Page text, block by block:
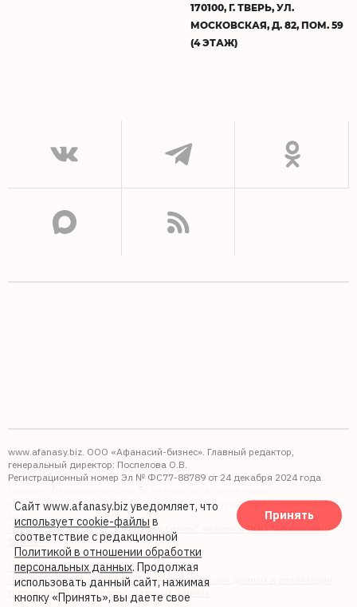
170100, Г. ТВЕРЬ, УЛ.
МОСКОВСКАЯ, Д. 82, ПОМ. 59
(4 ЭТАЖ)
www.afanasy.biz. ООО «Афанасий-бизнес». Главный редактор,
генеральный директор: Поспелова О.В.
Регистрационный номер Эл № ФС77-88789 от 24 декабря 2024 года
Выдано: Федеральная служба по надзору в сфере связи,
информационных технологий и массовых коммуникаций (Роскомнадзор).
Правопреемником АО "Афанасий-бизнес" является ООО "Афанасий-
бизнес"
Политика обработки файлов cookie
Политика в отношении обработки персональных данных и реализации
требований к защите персональных данных
Сайт www.afanasy.biz уведомляет, что
использует cookie-файлы в
соответствие с редакционной
Политикой в отношении обработки
персональных данных. Продолжая
использовать данный сайт, нажимая
кнопку «Принять», вы даете свое
Принять